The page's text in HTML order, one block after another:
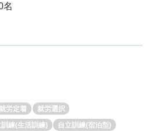
名
就労定着
就労選択
訓練(生活訓練)
自立訓練(宿泊型)